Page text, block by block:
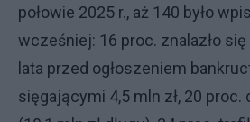
połowie 2025 r., aż 140 było
wcześniej: 16 proc. znalazło
lata przed ogłoszeniem
sięgającymi 4,5 mln zł, 20